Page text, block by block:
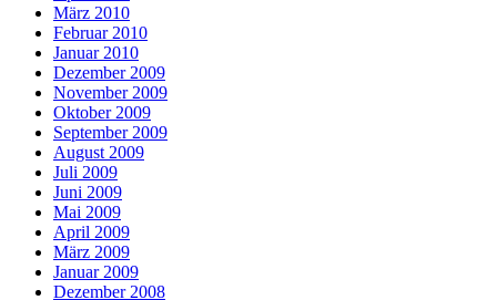
März 2010
Februar 2010
Januar 2010
Dezember 2009
November 2009
Oktober 2009
September 2009
August 2009
Juli 2009
Juni 2009
Mai 2009
April 2009
März 2009
Januar 2009
Dezember 2008